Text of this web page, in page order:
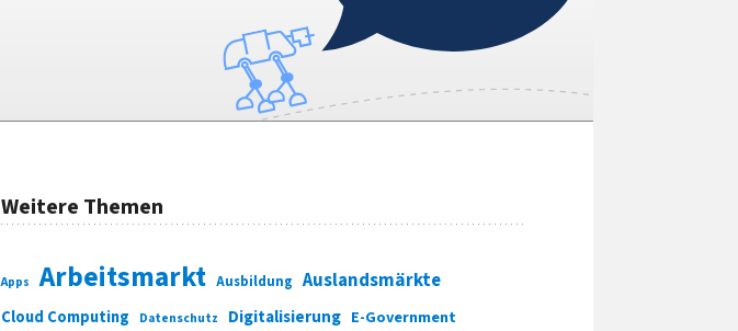
Weitere Themen
Apps Arbeitsmarkt Ausbildung Auslandsmärkte
Cloud Computing Datenschutz Digitalisierung E-Government